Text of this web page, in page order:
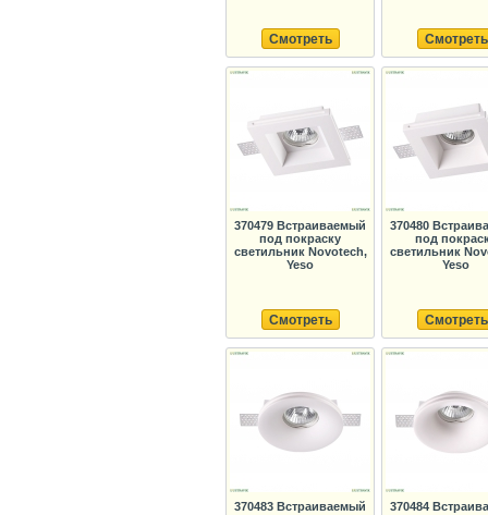
Смотреть Смотреть
370479 Встраиваемый
под покраску
светильник Novotech,
Yeso
Смотреть
370480
под
светильник
Yeso
Смотреть
370483 Встраиваемый
370484